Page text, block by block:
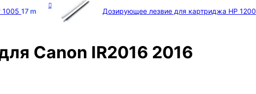
1005 17 m Дозирующее лезвие для картриджа HP 1200
Canon IR2016 2016